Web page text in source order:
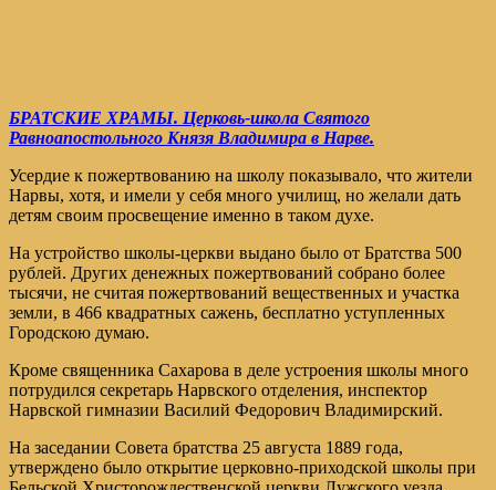
БРАТСКИЕ ХРАМЫ. Церковь-школа Святого
Равноапостольного Князя Владимира в Нарве.
Усердие к пожертвованию на школу показывало, что жители
Нарвы, хотя, и имели у себя много училищ, но желали дать
детям своим просвещение именно в таком духе.
На устройство школы-церкви выдано было от Братства 500
рублей. Других денежных пожертвований собрано более
тысячи, не считая пожертвований вещественных и участка
земли, в 466 квадратных сажень, бесплатно уступленных
Городскою думаю.
Кроме священника Сахарова в деле устроения школы много
потрудился секретарь Нарвского отделения, инспектор
Нарвской гимназии Василий Федорович Владимирский.
На заседании Совета братства 25 августа 1889 года,
утверждено было открытие церковно-приходской школы при